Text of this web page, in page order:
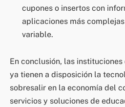
cupones o insertos con
aplicaciones más
variable.
En conclusión, las
ya tienen a disposición la
sobresalir en la economía del
servicios y soluciones de